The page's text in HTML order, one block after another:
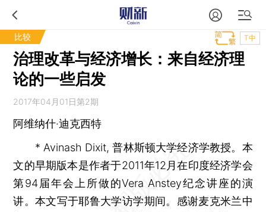
比较 T中
治理改革与经济增长：来自经济理
论的一些启发
2017年04月01日第2期
阿维纳什·迪克西特
* Avinash Dixit, 普林斯顿大学经济学教授。本
文的早期版本是作者于2011年12月在印度经济学会
第94届年会上所做的Vera Anstey纪念讲座的演
讲。本文写于耶鲁大学访学期间。感谢麦克米兰中